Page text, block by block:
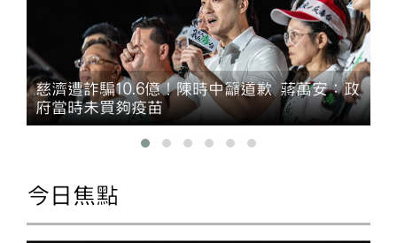
慈濟遭詐騙10.6億！陳時中籲道歉 蔣萬安：政
府當時未買夠疫苗
今日焦點